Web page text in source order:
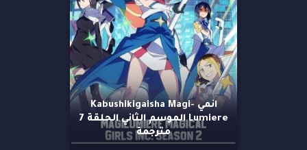
انمي Kabushikigaisha Magi-
Lumiere الموسم الثاني الحلقة 7
مترجمة